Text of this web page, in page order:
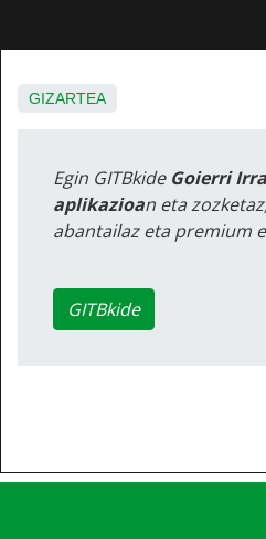
GIZARTEA
Egin GITBkide Goierri
aplikazioan eta
abantailaz eta premium
GITBkide